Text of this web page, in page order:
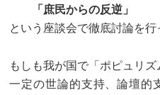
「庶民からの反逆」
という座談会で徹底討論を行
もしも我が国で「ポピュリ
一定の世論的支持、論壇的